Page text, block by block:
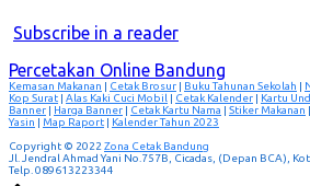
Subscribe in a reader
Percetakan Online Bandung
Kemasan Makanan Cetak Brosur Buku Tahunan Sekolah
Kop Surat
Alas Kaki Cuci Mobil Cetak Kalender Kartu
Banner
Harga Banner Cetak Kartu Nama Stiker Makanan
Yasin
Map Raport
Kalender Tahun 2023
Copyright © 2022Zona Cetak Bandung
Jl. Jendral Ahmad Yani No.757B, Cicadas, (Depan BCA),
Telp. 089613223344